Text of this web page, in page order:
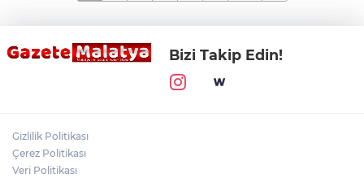
Bizi Takip Edin!
Gizlilik Politikası
Çerez Politikası
Veri Politikası